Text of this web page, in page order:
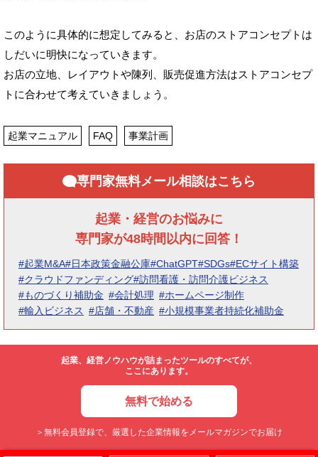
このように具体的に想定してみると、お店のストアコンセプトは
しだいに明快になっていきます。
お店の立地、レイアウトや陳列、販売促進方法はストアコンセプ
トに合わせて考えていきましょう。
起業マニュアル FAQ 事業計画
専門家無料メール相談はこちら
起業・経営のお悩みに
専門家が48時間以内に回答！
#起業M&A#日本政策金融公庫#ChatGPT#SDGs#ECサイト構築
#クラウドファンディング#訪問看護・訪問介護ビジネス
#ものづくり補助金 #会計処理 #ホームページ制作
#輸入ビジネス #店舗・不動産 #小規模事業者持続化補助金
起業、経営ノウハウが詰まったツールのすべてが、
ここにあります。
無料で始める
＞無料会員登録で、厳選した企業情報をメールマガジンでお届け